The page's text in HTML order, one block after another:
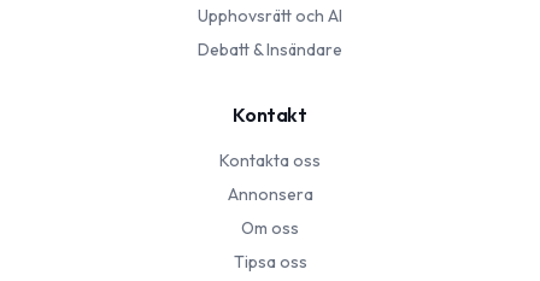
Upphovsrätt och AI
Debatt & Insändare
Kontakt
Kontakta oss
Annonsera
Om oss
Tipsa oss